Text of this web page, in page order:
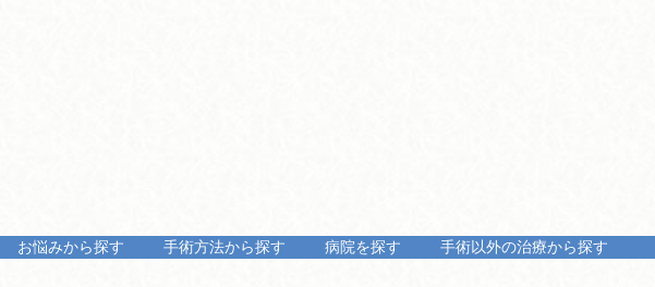
お悩みから探す 手術方法から探す 病院を探す 手術以外の治療から探す